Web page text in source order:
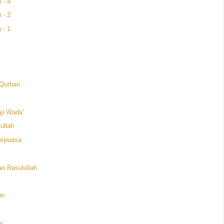
- 2
- 1
Wada'
Rasulullah